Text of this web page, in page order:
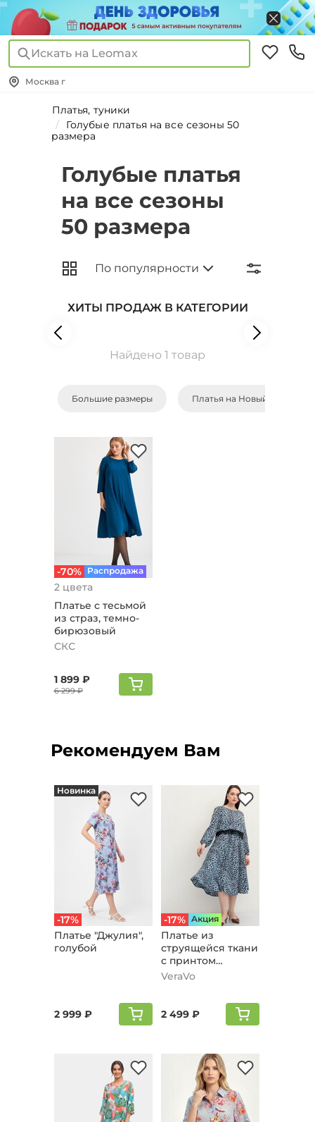
Искать на Leomax
Москва г
Платья, туники
Голубые платья на все сезоны 50
размера
Голубые платья
на все сезоны
50 размера
ХИТЫ ПРОДАЖ В КАТЕГОРИИ
Найдено 1 товар
Большие размеры Платья на Новый Год
-70% Распродажа
2 цвета
Платье с тесьмой
из страз, темно-
бирюзовый
СКС
1 899 ₽
6 299 ₽
Рекомендуем Вам
-17%
Новинка
Платье "Джyлия",
голубой
2 999 ₽
-17% Aкция
Платье из
струящейся ткани
с принтом
леопард, голубой
VeraVo
2 499 ₽